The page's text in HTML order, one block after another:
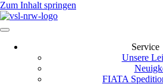
Zum Inhalt springen
Service
Unsere
FIATA